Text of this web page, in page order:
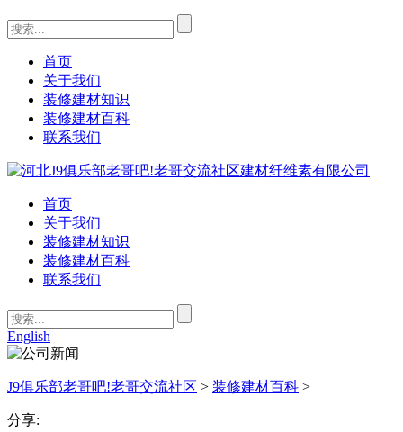
首页
关于我们
装修建材知识
装修建材百科
联系我们
首页
关于我们
装修建材知识
装修建材百科
联系我们
English
J9俱乐部老哥吧!老哥交流社区 > 装修建材百科 >
分享: